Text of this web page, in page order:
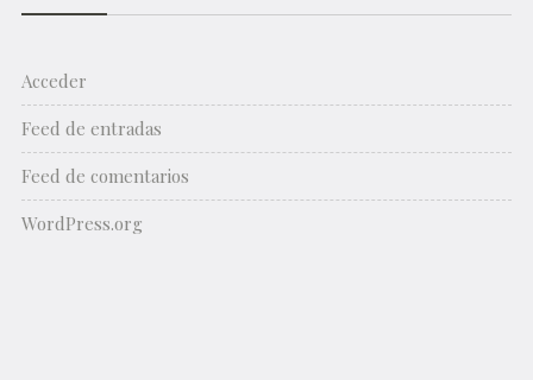
Acceder
Feed de entradas
Feed de comentarios
WordPress.org